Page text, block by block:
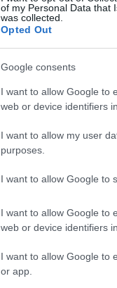
of my Personal Data that
was collected.
Opted Out
Google consents
I want to allow Google to
web or device identifiers
I want to allow my user
purposes.
I want to allow Google to
I want to allow Google to
web or device identifiers
I want to allow Google to
or app.